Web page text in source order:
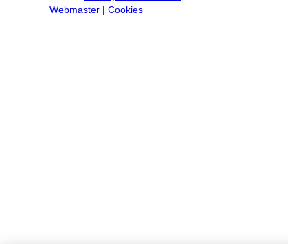
Webmaster
Cookies